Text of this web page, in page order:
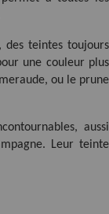
des teintes toujours
une couleur plus
ou le prune
aussi
Leur teinte